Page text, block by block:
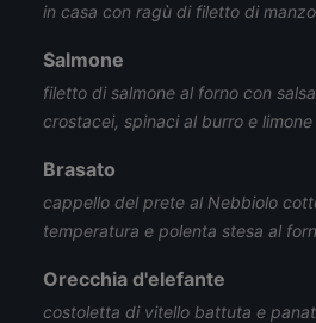
in casa con ragù di filetto di manzo
Salmone
filetto di salmone al forno con
crostacei, spinaci al burro e limone
Brasato
cappello del prete al Nebbiolo
temperatura e polenta stesa al
Orecchia d'elefante
costoletta di vitello battuta e